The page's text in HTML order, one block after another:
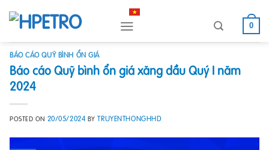
content
0
BÁO CÁO QUỸ BÌNH ỔN GIÁ
Báo cáo Quỹ bình ổn giá xăng dầu Quý I năm
2024
POSTED ON 20/05/2024 BYTRUYENTHONGHHD